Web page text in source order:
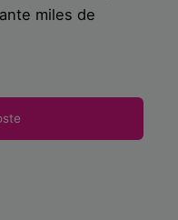
miles de